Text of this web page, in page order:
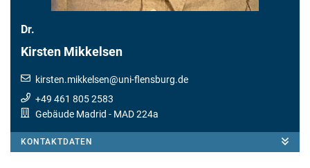
Dr.
Kirsten Mikkelsen
kirsten.mikkelsen@uni-flensburg.de
+49 461 805 2583
Gebäude Madrid - MAD 224a
KONTAKTDATEN